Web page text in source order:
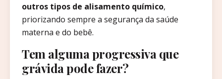
outros tipos de alisamento químico,
priorizando sempre a segurança da saúde
materna e do bebê.
Tem alguma progressiva que
grávida pode fazer?